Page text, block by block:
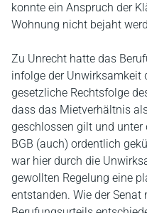
konnte ein Anspruch der
Wohnung nicht bejaht
Zu Unrecht hatte das
infolge der Unwirksamkeit
gesetzliche Rechtsfolge
dass das Mietverhältnis
geschlossen gilt und unter
BGB (auch) ordentlich
war hier durch die
gewollten Regelung eine
entstanden. Wie der Senat